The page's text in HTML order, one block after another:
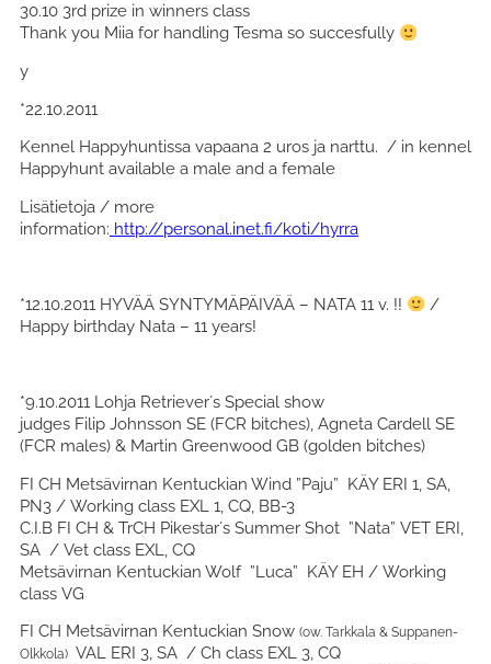
30.10 3rd prize in winners class
Thank you Miia for handling Tesma so succesfully
y
*22.10.2011
Kennel Happyhuntissa vapaana 2 uros ja narttu. / in kennel
Happyhunt available a male and a female
Lisätietoja / more
information: http://personal.inet.fi/koti/hyrra
*12.10.2011 HYVÄÄ SYNTYMÄPÄIVÄÄ – NATA 11 v. !!
/
Happy birthday Nata – 11 years!
*9.10.2011 Lohja Retriever´s Special show
judges Filip Johnsson SE (FCR bitches), Agneta Cardell SE
(FCR males) & Martin Greenwood GB (golden bitches)
FI CH Metsävirnan Kentuckian Wind ”Paju” KÄY ERI 1, SA,
PN3 / Working class EXL 1, CQ, BB-3
C.I.B FI CH & TrCH Pikestar´s Summer Shot ”Nata” VET ERI,
SA / Vet class EXL, CQ
Metsävirnan Kentuckian Wolf ”Luca” KÄY EH / Working
class VG
FI CH Metsävirnan Kentuckian Snow (ow. Tarkkala & Suppanen-
Olkkola) VAL ERI 3, SA / Ch class EXL 3, CQ